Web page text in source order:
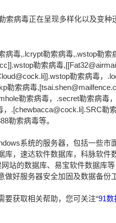
索病毒正在呈现多样化以及变种
病毒,.lcrypt勒索病毒,.wstop勒
勒索病毒
勒索病毒，
勒索病毒
勒索病毒，.secret勒索病毒
.[chewbacca@cock.li].SRC勒
勒索病毒等。
系统的服务器，包括一些市
库，速达软件数据库，科脉软件
站的数据库、易宝软件数据库
好服务器安全加固及数据备份工
要获取相关帮助，您可关注“91数